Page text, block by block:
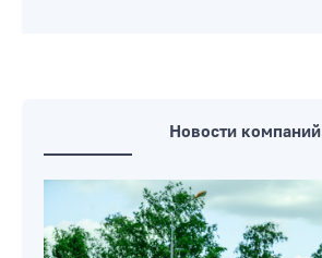
Новости компаний